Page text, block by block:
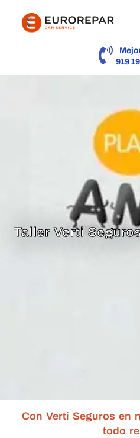
919
Taller Verti
Con Verti Seguros en
todo